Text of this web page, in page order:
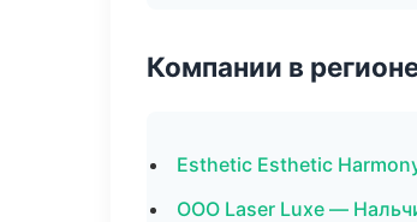
Компании в
Esthetic Esthetic
ООО Laser Luxe —